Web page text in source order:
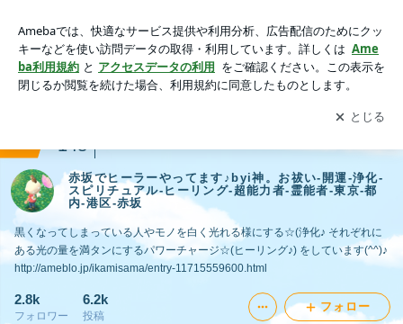
ュアル-ヒーリング-超能力者-霊能者-東京-都内-港区-赤坂
アプリをダウンロードして ブログの更新通知
を受け取りまし
ょう。
開く
148
赤坂でヒーラーやってます♪byi神。お祓い-開運-浄化-
スピリチュアル-ヒーリング-超能力者-霊能者-東京-都
内-港区-赤坂
黒くなってしまっている人やモノを白く光れる様にする☆(浄化♪ それぞれに
ある光の量を満タンにするパワーチャージ☆(ヒーリング♪) をしています(^^)♪
http://ameblo.jp/ikamisama/entry-11715559600.html
2.8k
フォロワー
6.2k
投稿
フォロー